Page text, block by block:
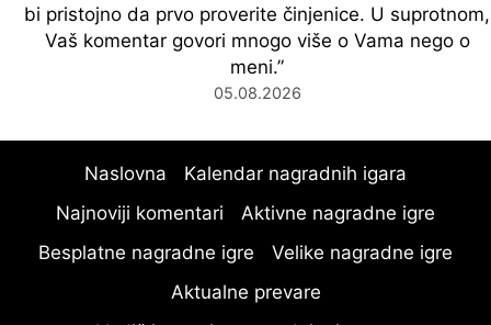
bi pristojno da prvo proverite činjenice. U suprotnom,
Vaš komentar govori mnogo više o Vama nego o
meni.”
05.08.2026
Naslovna
Kalendar nagradnih igara
Najnoviji komentari
Aktivne nagradne igre
Besplatne nagradne igre
Velike nagradne igre
Aktualne prevare